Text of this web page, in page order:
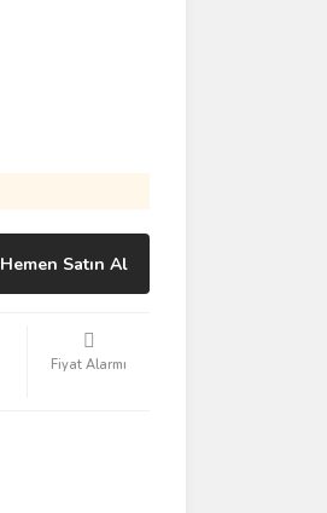
Hemen Satın Al
Fiyat Alarmı